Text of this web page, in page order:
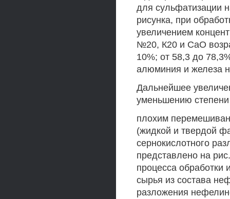
для сульфатизации
рисунка, при
увеличением
№20, К20 и СаО
10%; от 58,3 до
алюминия и железа
Дальнейшее
уменьшению степени
плохим
(жидкой и твердой
сернокислотного
представлено на
процесса обработки
сырья из состава
разложения